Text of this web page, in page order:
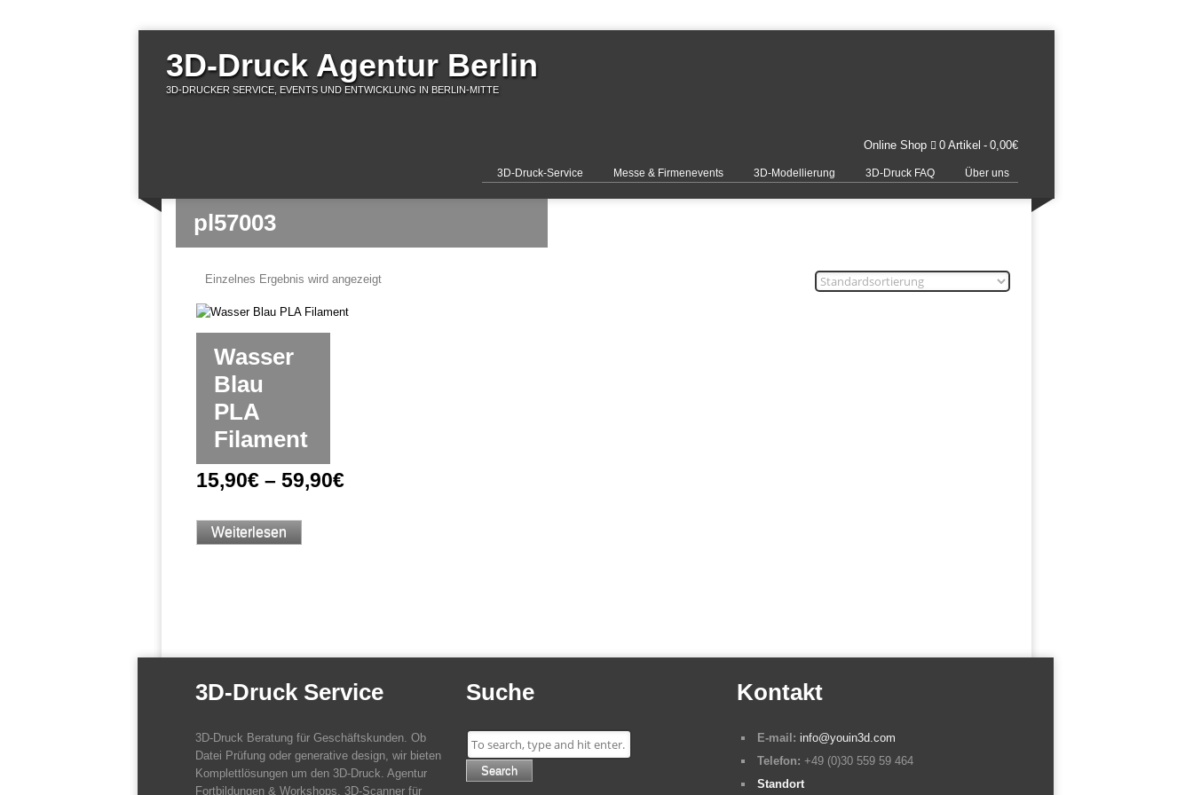
3D-Druck Agentur Berlin
3D-DRUCKER SERVICE, EVENTS UND ENTWICKLUNG IN BERLIN-MITTE
Online Shop 0 Artikel 0,00€
3D-Druck-Service Messe & Firmenevents 3D-Modellierung 3D-Druck FAQ Über uns
pl57003
Einzelnes Ergebnis wird angezeigt
Wasser
Blau
PLA
Filament
15,90€ – 59,90€
Weiterlesen
3D-Druck Service
3D-Druck Beratung für Geschäftskunden. Ob
Datei Prüfung oder generative design, wir bieten
Komplettlösungen um den 3D-Druck. Agentur
Fortbildungen & Workshops. 3D-Scanner für
Suche
Search
Kontakt
E-mail: info@youin3d.com
Telefon: +49 (0)30 559 59 464
Standort